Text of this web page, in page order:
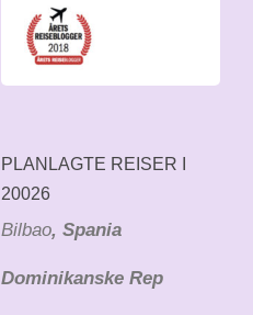
PLANLAGTE REISER I
20026
Bilbao, Spania
Dominikanske Rep